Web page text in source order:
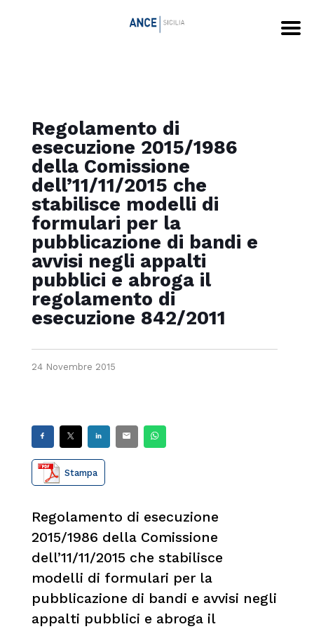
Regolamento di
esecuzione 2015/1986
della Comissione
dell’11/11/2015 che
stabilisce modelli di
formulari per la
pubblicazione di bandi e
avvisi negli appalti
pubblici e abroga il
regolamento di
esecuzione 842/2011
24 Novembre 2015
Stampa
Regolamento di esecuzione
2015/1986 della Comissione
dell’11/11/2015 che stabilisce
modelli di formulari per la
pubblicazione di bandi e avvisi negli
appalti pubblici e abroga il